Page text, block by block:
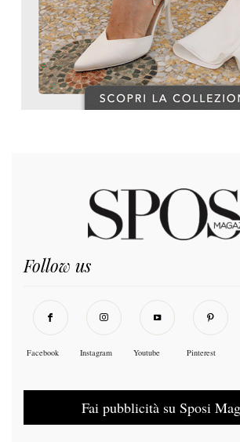
Follow us
Facebook Instagram Youtube Pinterest
Fai pubblicità su Sposi